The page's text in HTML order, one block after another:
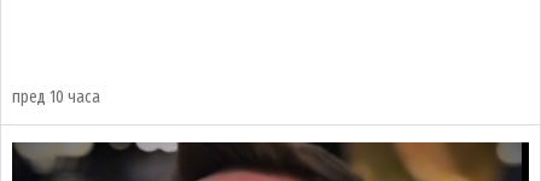
пред 10 часа